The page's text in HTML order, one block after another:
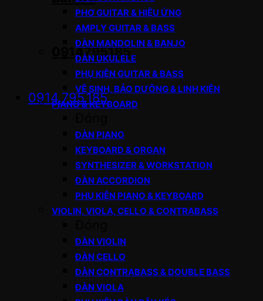
0914795185
0914.795.185
PHƠ GUITAR & HIỆU ỨNG
AMPLY GUITAR & BASS
ĐÀN MANDOLIN & BANJO
ĐÀN UKULELE
PHỤ KIỆN GUITAR & BASS
VỆ SINH, BẢO DƯỠNG & LINH KIỆN
PIANO & KEYBOARD
ĐÀN PIANO
KEYBOARD & ORGAN
SYNTHESIZER & WORKSTATION
ĐÀN ACCORDION
PHỤ KIỆN PIANO & KEYBOARD
VIOLIN, VIOLA, CELLO & CONTRABASS
ĐÀN VIOLIN
ĐÀN CELLO
ĐÀN CONTRABASS & DOUBLE BASS
ĐÀN VIOLA